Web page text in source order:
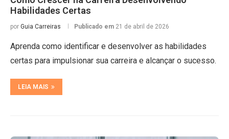
Habilidades Certas
por Guia Carreiras Publicado em 21 de abril de 2026
Aprenda como identificar e desenvolver as habilidades
certas para impulsionar sua carreira e alcançar o sucesso.
LEIA MAIS